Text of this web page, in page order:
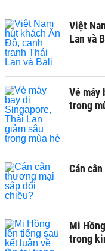
Việt
Lan và
Vé máy
trong
Cán
Mi
trong